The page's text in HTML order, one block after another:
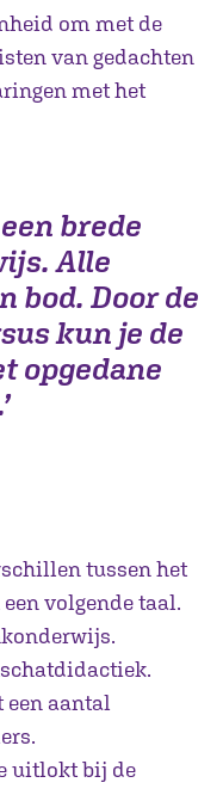
om met de
van gedachten
met het
brede
Alle
bod. Door de
kun je de
opgedane
tussen het
volgende taal.
een aantal
uitlokt bij de